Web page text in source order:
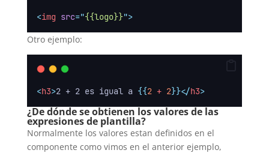
<img src="{{logo}}">
Otro ejemplo:
<h3>2 + 2 es igual a {{2 + 2}}</h3>
¿De dónde se obtienen los valores de las
expresiones de plantilla?
Normalmente los valores estan definidos en el
componente como vimos en el anterior ejemplo,